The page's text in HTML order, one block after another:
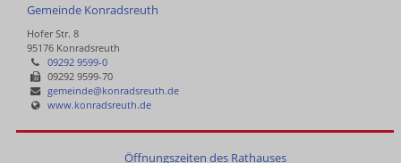
Gemeinde Konradsreuth
Hofer Str. 8
95176 Konradsreuth
09292 9599-0
09292 9599-70
gemeinde@konradsreuth.de
www.konradsreuth.de
Öffnungszeiten des Rathauses